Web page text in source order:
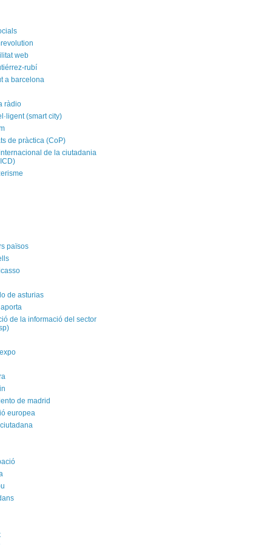
web
rubí
a barcelona
ràdio
(smart city)
de pràctica (CoP)
de la ciutadania
països
de asturias
de la informació del sector
de madrid
europea